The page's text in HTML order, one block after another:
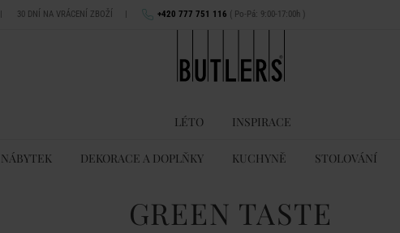
| 30 DNÍ NA VRÁCENÍ ZBOŽÍ | +420 777 751 116 ( Po-Pá: 9:00-17:00h )
LÉTO INSPIRACE
NÁBYTEK DEKORACE A DOPLŇKY KUCHYNĚ STOLOVÁNÍ
GREEN TASTE